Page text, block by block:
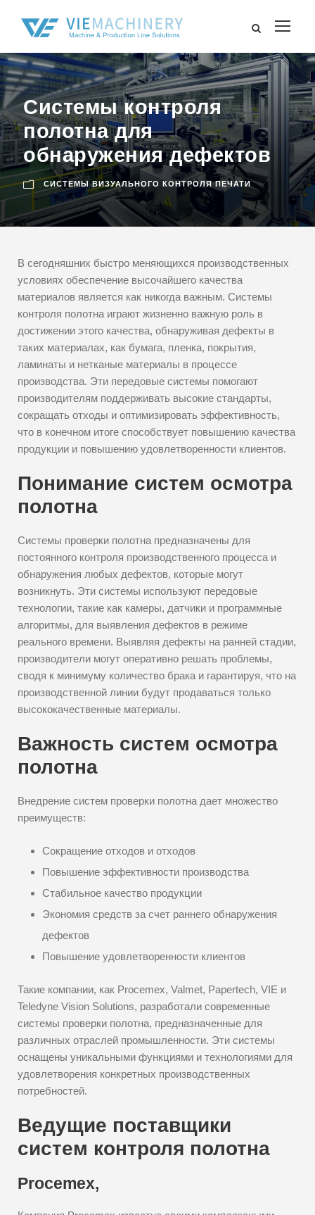
Системы контроля
полотна для
обнаружения дефектов
СИСТЕМЫ ВИЗУАЛЬНОГО КОНТРОЛЯ ПЕЧАТИ
В сегодняшних быстро меняющихся производственных
условиях обеспечение высочайшего качества
материалов является как никогда важным. Системы
контроля полотна играют жизненно важную роль в
достижении этого качества, обнаруживая дефекты в
таких материалах, как бумага, пленка, покрытия,
ламинаты и нетканые материалы в процессе
производства. Эти передовые системы помогают
производителям поддерживать высокие стандарты,
сокращать отходы и оптимизировать эффективность,
что в конечном итоге способствует повышению качества
продукции и повышению удовлетворенности клиентов.
Понимание систем осмотра
полотна
Системы проверки полотна предназначены для
постоянного контроля производственного процесса и
обнаружения любых дефектов, которые могут
возникнуть. Эти системы используют передовые
технологии, такие как камеры, датчики и программные
алгоритмы, для выявления дефектов в режиме
реального времени. Выявляя дефекты на ранней стадии,
производители могут оперативно решать проблемы,
сводя к минимуму количество брака и гарантируя, что на
производственной линии будут продаваться только
высококачественные материалы.
Важность систем осмотра
полотна
Внедрение систем проверки полотна дает множество
преимуществ:
Сокращение отходов и отходов
Повышение эффективности производства
Стабильное качество продукции
Экономия средств за счет раннего обнаружения
дефектов
Повышение удовлетворенности клиентов
Такие компании, как Procemex, Valmet, Papertech, VIE и
Teledyne Vision Solutions, разработали современные
системы проверки полотна, предназначенные для
различных отраслей промышленности. Эти системы
оснащены уникальными функциями и технологиями для
удовлетворения конкретных производственных
потребностей.
Ведущие поставщики
систем контроля полотна
Procemex,